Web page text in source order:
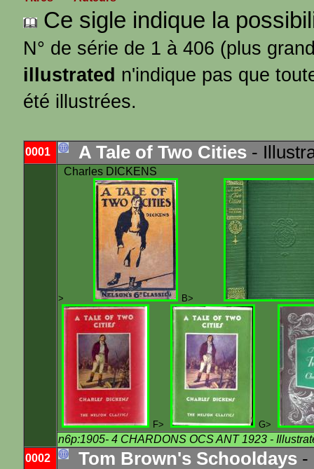
Ce sigle indique la
N° de série de 1 à 406 (plus
illustrated n'indique pas que
été illustrées.
0001 A Tale of Two Cities -
Charles DICKENS
> B>
F> G>
n6p:1905- 4 CHARDONS OCS ANT 1923 -
0002
Tom Brown's Schooldays -